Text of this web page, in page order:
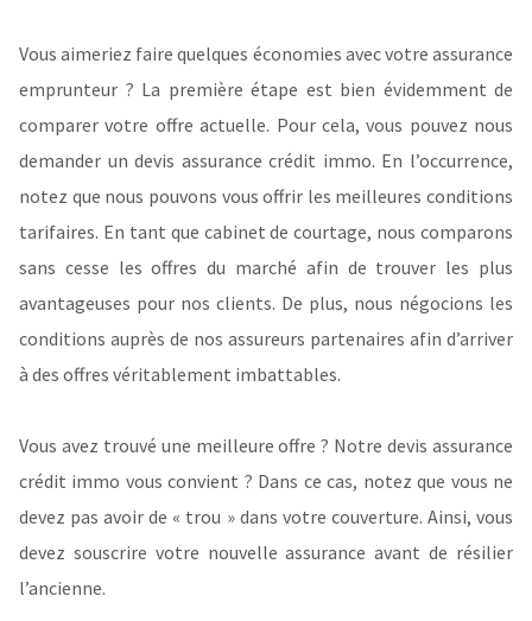
Vous aimeriez faire quelques économies avec votre assurance
emprunteur ? La première étape est bien évidemment de
comparer votre offre actuelle. Pour cela, vous pouvez nous
demander un devis assurance crédit immo. En l’occurrence,
notez que nous pouvons vous offrir les meilleures conditions
tarifaires. En tant que cabinet de courtage, nous comparons
sans cesse les offres du marché afin de trouver les plus
avantageuses pour nos clients. De plus, nous négocions les
conditions auprès de nos assureurs partenaires afin d’arriver
à des offres véritablement imbattables.
Vous avez trouvé une meilleure offre ? Notre devis assurance
crédit immo vous convient ? Dans ce cas, notez que vous ne
devez pas avoir de « trou » dans votre couverture. Ainsi, vous
devez souscrire votre nouvelle assurance avant de résilier
l’ancienne.